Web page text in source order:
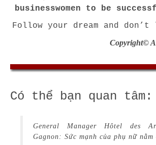
businesswomen to be
Follow your dream and
Copyright©
Có thể bạn quan tâm:
General Manager Hôtel des
Gagnon: Sức mạnh của phụ nữ nằm